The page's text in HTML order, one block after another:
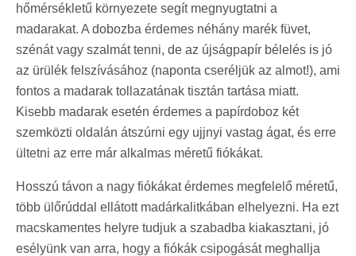
hőmérsékletű környezete segít megnyugtatni a
madarakat. A dobozba érdemes néhány marék füvet,
szénát vagy szalmát tenni, de az újságpapír bélelés is jó
az ürülék felszívásához (naponta cseréljük az almot!), ami
fontos a madarak tollazatának tisztán tartása miatt.
Kisebb madarak esetén érdemes a papírdoboz két
szemközti oldalán átszúrni egy ujjnyi vastag ágat, és erre
ültetni az erre már alkalmas méretű fiókákat.
Hosszú távon a nagy fiókákat érdemes megfelelő méretű,
több ülőrúddal ellátott madárkalitkában elhelyezni. Ha ezt
macskamentes helyre tudjuk a szabadba kiakasztani, jó
esélyünk van arra, hogy a fiókák csipogását meghallja